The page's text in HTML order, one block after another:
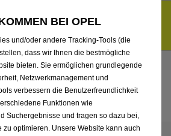
Autohaus Sieber GmbH, Landshut
für E-Autos und Plug-in-
Mehr erfahren >>
BEI OPEL
und/oder andere Tracking-Tools (die
dass wir Ihnen die bestmögliche
bieten. Sie ermöglichen grundlegende
Netzwerkmanagement und
verbessern die Benutzerfreundlichkeit
Funktionen wie
Suchergebnisse und tragen so dazu bei,
zu optimieren. Unsere Website kann auch